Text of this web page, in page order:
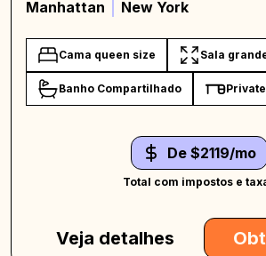
Manhattan New York
Cama queen size Sala
Banho Compartilhado
De $2119/mo
Total com impostos e
Veja detalhes